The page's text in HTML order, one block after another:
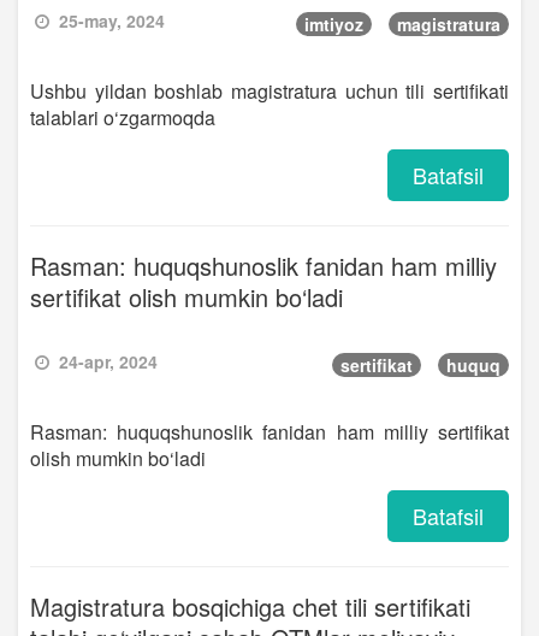
25-may, 2024 imtiyoz magistratura
Ushbu yildan boshlab magistratura uchun tili sertifikati
talablari o‘zgarmoqda
Batafsil
Rasman: huquqshunoslik fanidan ham milliy
sertifikat olish mumkin bo‘ladi
24-apr, 2024 sertifikat huquq
Rasman: huquqshunoslik fanidan ham milliy sertifikat
olish mumkin bo‘ladi
Batafsil
Magistratura bosqichiga chet tili sertifikati